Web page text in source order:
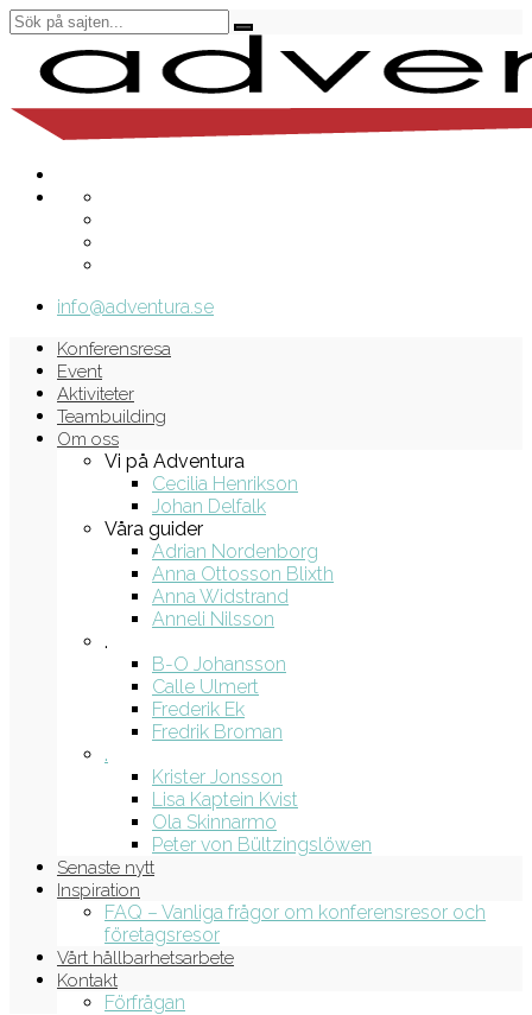
info@adventura.se
Konferensresa
Event
Aktiviteter
Teambuilding
Om oss
Vi på Adventura
Cecilia Henrikson
Johan Delfalk
Våra guider
Adrian Nordenborg
Anna Ottosson Blixth
Anna Widstrand
Anneli Nilsson
.
B-O Johansson
Calle Ulmert
Frederik Ek
Fredrik Broman
.
Krister Jonsson
Lisa Kaptein Kvist
Ola Skinnarmo
Peter von Bültzingslöwen
Senaste nytt
Inspiration
FAQ – Vanliga frågor om konferensresor och
företagsresor
Vårt hållbarhetsarbete
Kontakt
Förfrågan